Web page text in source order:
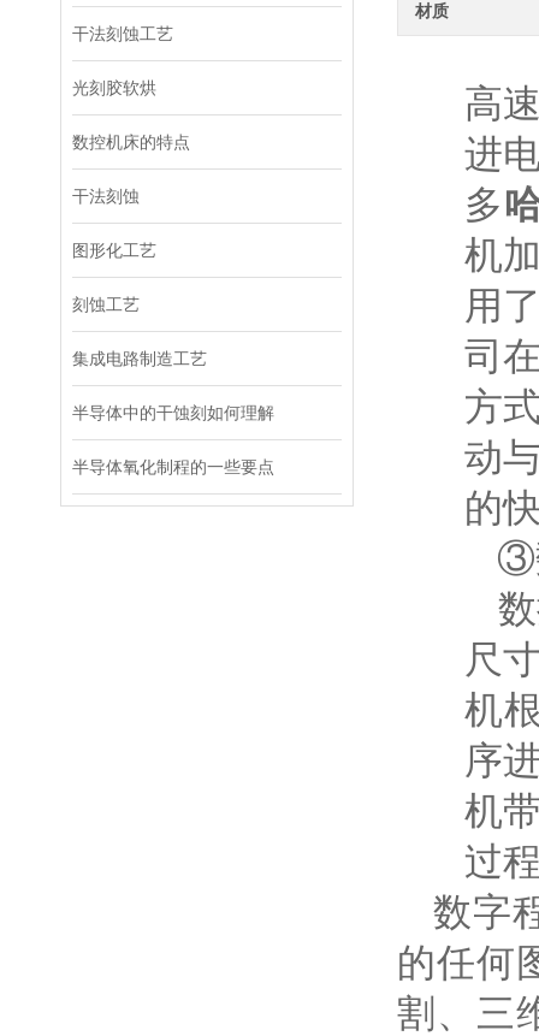
干法刻蚀工艺
光刻胶软烘
数控机床的特点
干法刻蚀
图形化工艺
刻蚀工艺
集成电路制造工艺
半导体中的干蚀刻如何理解
半导体氧化制程的一些要点
材质
高
进
多
机
用
司
方
动
的
③
数
尺
机
序
机
过
数字
的任何
割、三